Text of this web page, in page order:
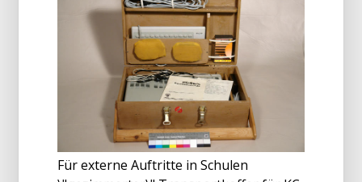
Für externe Auftritte in Schulen